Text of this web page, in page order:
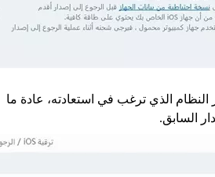
النظام الذي ترغب في استعادته، عادة ما
السابق.